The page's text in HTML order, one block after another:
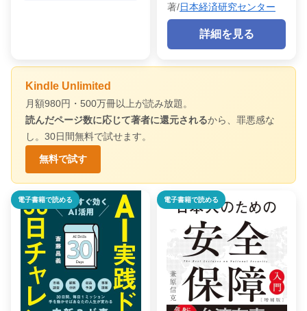
著/日本経済研究センター
詳細を見る
Kindle Unlimited
月額980円・500万冊以上が読み放題。
読んだページ数に応じて著者に還元されるから、罪悪感な
し。30日間無料で試せます。
無料で試す
電子書籍で読める 電子書籍で読める